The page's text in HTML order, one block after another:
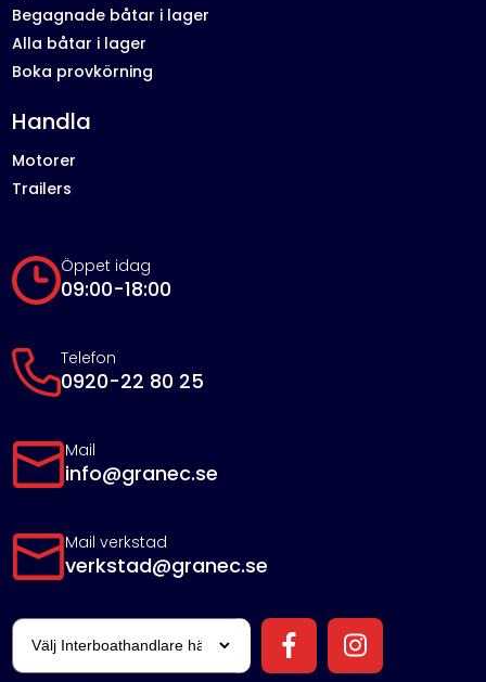
Öppet idag
09:00-18:00
Telefon
0920-22 80 25
Mail
info@granec.se
Mail verkstad
verkstad@granec.se
Begagnade båtar i lager
Alla båtar i lager
Boka provkörning
Handla
Motorer
Trailers